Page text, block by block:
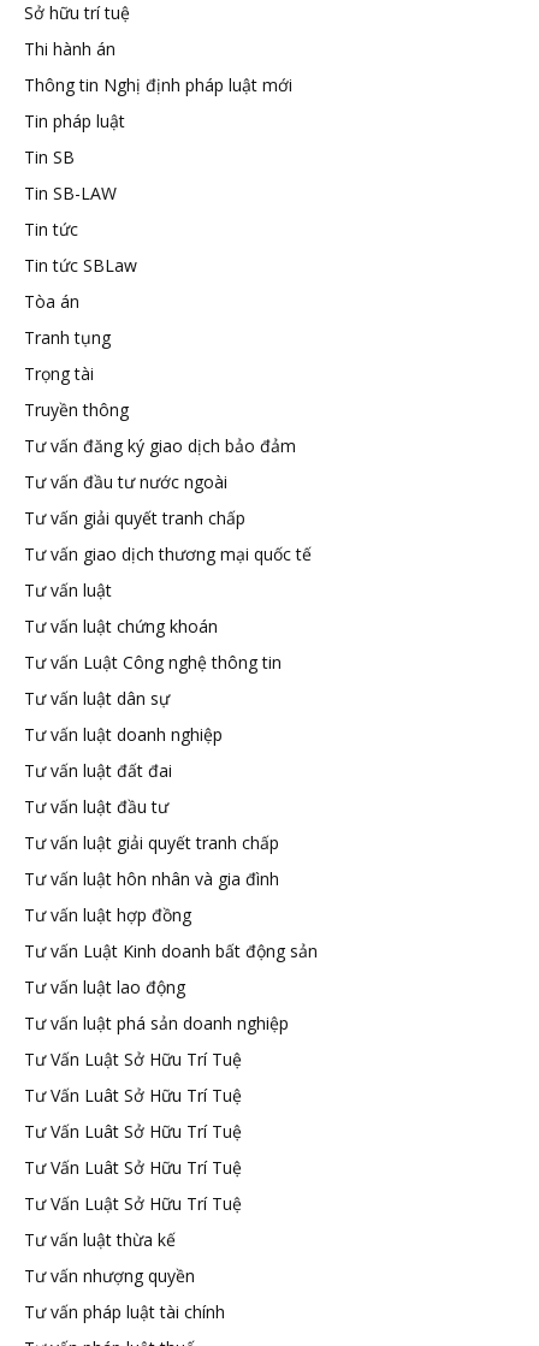
Sở hữu trí tuệ
Thi hành án
Thông tin Nghị định pháp luật mới
Tin pháp luật
Tin SB
Tin SB-LAW
Tin tức
Tin tức SBLaw
Tòa án
Tranh tụng
Trọng tài
Truyền thông
Tư vấn đăng ký giao dịch bảo đảm
Tư vấn đầu tư nước ngoài
Tư vấn giải quyết tranh chấp
Tư vấn giao dịch thương mại quốc tế
Tư vấn luật
Tư vấn luật chứng khoán
Tư vấn Luật Công nghệ thông tin
Tư vấn luật dân sự
Tư vấn luật doanh nghiệp
Tư vấn luật đất đai
Tư vấn luật đầu tư
Tư vấn luật giải quyết tranh chấp
Tư vấn luật hôn nhân và gia đình
Tư vấn luật hợp đồng
Tư vấn Luật Kinh doanh bất động sản
Tư vấn luật lao động
Tư vấn luật phá sản doanh nghiệp
Tư Vấn Luật Sở Hữu Trí Tuệ
Tư Vấn Luât Sở Hữu Trí Tuệ
Tư Vấn Luât Sở Hữu Trí Tuệ
Tư Vấn Luât Sở Hữu Trí Tuệ
Tư Vấn Luật Sở Hữu Trí Tuệ
Tư vấn luật thừa kế
Tư vấn nhượng quyền
Tư vấn pháp luật tài chính